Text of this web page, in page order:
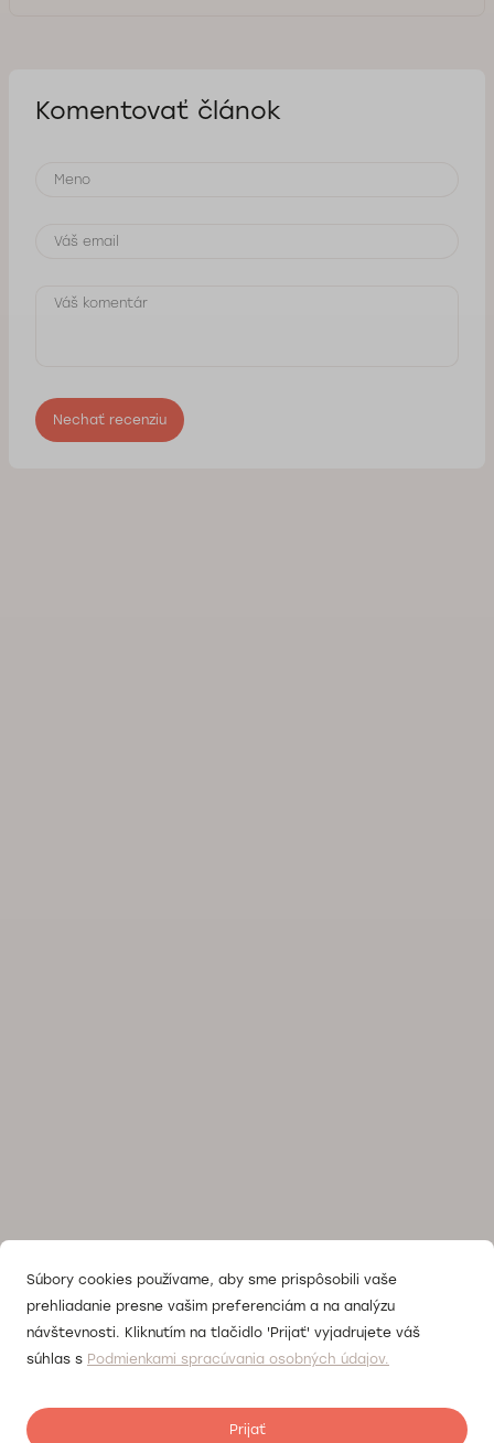
Komentovať článok
Nechať recenziu
Súbory cookies používame, aby sme prispôsobili vaše
prehliadanie presne vašim preferenciám a na analýzu
návštevnosti. Kliknutím na tlačidlo 'Prijať' vyjadrujete váš
súhlas s Podmienkami spracúvania osobných údajov.
Prijať